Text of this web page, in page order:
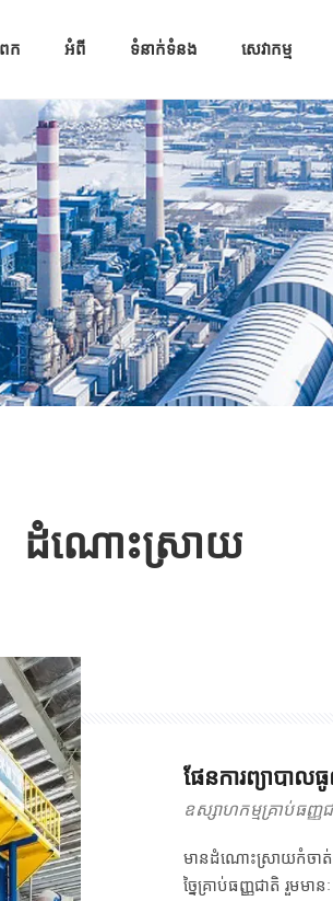
ក អំពី ទំនាក់ទំនង សេវាកម្ម
ដំណោះស្រាយ
ផែនការព្យាបាល
ឧស្សាហកម្មគ្រាប់ធញ្ញ
មានដំណោះស្រាយកំចាត់
ច្នៃគ្រាប់ធញ្ញជាតិ រួម